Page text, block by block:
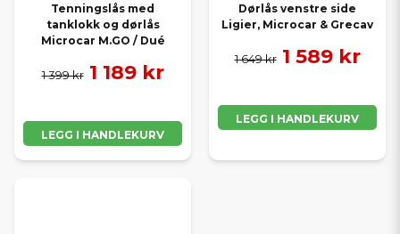
Tenningslås med
tanklokk og dørlås
Microcar M.GO / Dué
1 399 kr 1 189 kr
LEGG I HANDLEKURV
Dørlås venstre side
Ligier, Microcar & Grecav
1 649 kr 1 589 kr
LEGG I HANDLEKURV